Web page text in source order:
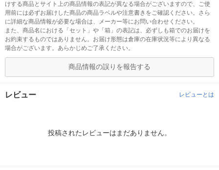
けする商品とサイト上の商品情報の表記が異なる場合がございますので、ご使
用前には必ずお届けした商品の商品ラベルや注意書きをご確認ください。さら
に詳細な商品情報が必要な場合は、メーカー等にお問い合わせください。
また、商品名における「セット」や「箱」の表記は、必ずしも箱でのお届けを
お約束するものではありません。お届け形態は倉庫の在庫状況等により異なる
場合がございます。あらかじめご了承ください。
商品情報の誤りを報告する
レビュー レビューとは
投稿されたレビューはまだありません。